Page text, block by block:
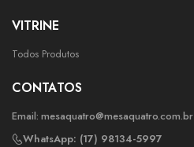
VITRINE
Todos Produtos
CONTATOS
Email: mesaquatro@mesaquatro.com.br
WhatsApp: (17) 98134-5997